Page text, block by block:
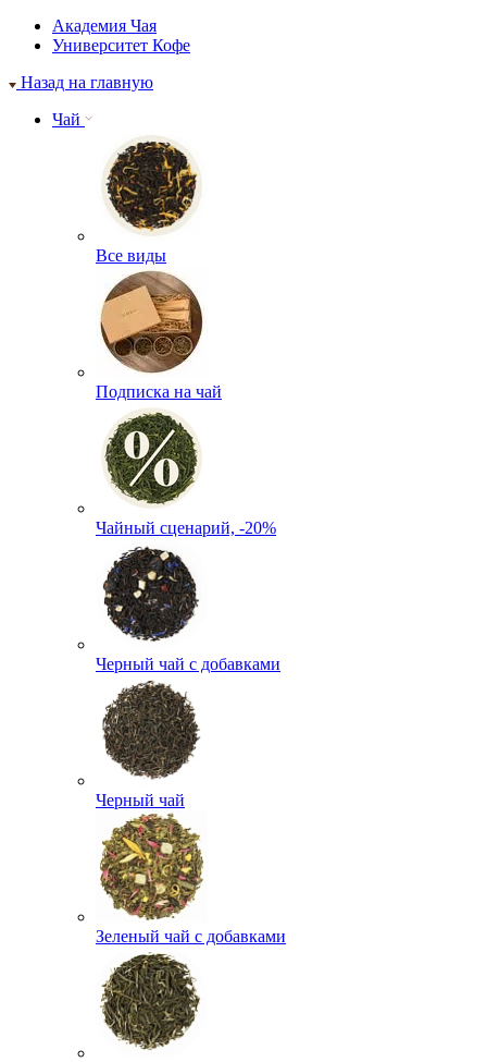
Академия Чая
Университет Кофе
Назад на главную
Чай
Все виды
Подписка на чай
Чайный сценарий, -20%
Черный чай с добавками
Черный чай
Зеленый чай с добавками